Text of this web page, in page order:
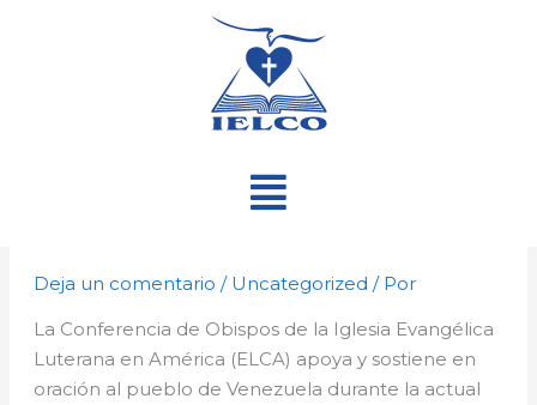
Menú
Deja un comentario / Uncategorized / Por
La Conferencia de Obispos de la Iglesia Evangélica
Luterana en América (ELCA) apoya y sostiene en
oración al pueblo de Venezuela durante la actual